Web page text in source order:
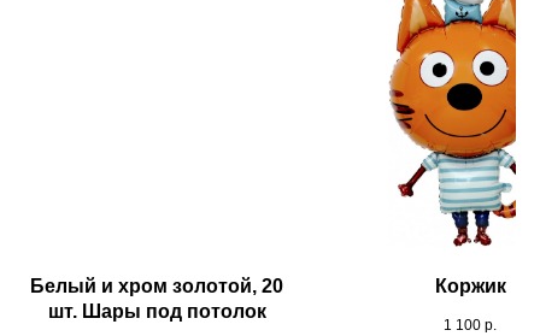
Белый и хром золотой, 20
шт. Шары под потолок
Коржик
1 100 р.